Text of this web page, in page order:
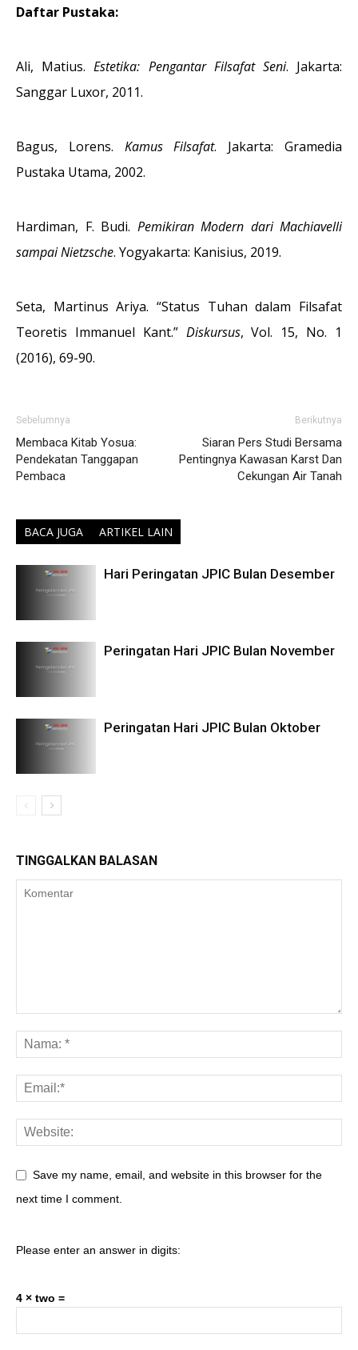
Daftar Pustaka:
Ali, Matius.Estetika: Pengantar Filsafat Seni. Jakarta:
Sanggar Luxor, 2011.
Bagus, Lorens. Kamus Filsafat. Jakarta: Gramedia
Pustaka Utama, 2002.
Hardiman, F. Budi. Pemikiran Modern dari Machiavelli
sampai Nietzsche. Yogyakarta: Kanisius, 2019.
Seta, Martinus Ariya. “Status Tuhan dalam Filsafat
Teoretis Immanuel Kant.” Diskursus, Vol. 15, No. 1
(2016), 69-90.
Sebelumnya
Membaca Kitab Yosua:
Pendekatan Tanggapan
Pembaca
Berikutnya
Siaran Pers Studi Bersama
Pentingnya Kawasan Karst Dan
Cekungan Air Tanah
BACA JUGA ARTIKEL LAIN
Hari Peringatan JPIC Bulan Desember
Peringatan Hari JPIC Bulan November
Peringatan Hari JPIC Bulan Oktober
TINGGALKAN BALASAN
Save my name, email, and website in this browser for the
next time I comment.
Please enter an answer in digits:
4 × two =